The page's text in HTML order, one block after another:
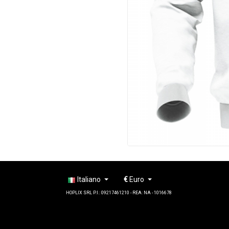
Italiano €Euro
HOPLIX SRL P.I.: 09217461210 - REA: NA - 1016678